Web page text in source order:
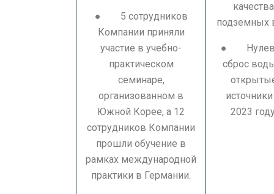
● 5 сотрудников
Компании приняли
участие в учебно-
практическом
семинаре,
организованном в
Южной Корее, а 12
сотрудников Компании
прошли обучение в
рамках международной
практики в Германии.
качества
подземных
●
сброс
2023